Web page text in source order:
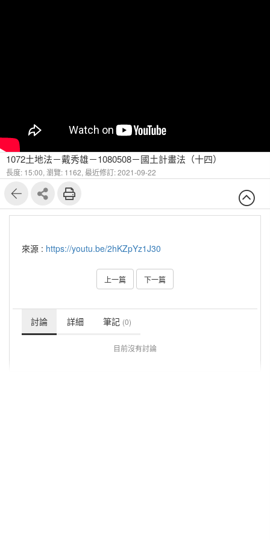
1072土地法－戴秀雄－1080508－國土計畫法（十四）
長度: 15:00, 瀏覽: 1162, 最近修訂: 2021-09-22
來源 : https://youtu.be/2hKZpYz1J30
上一篇 下一篇
討論 詳細 筆記 (0)
目前沒有討論